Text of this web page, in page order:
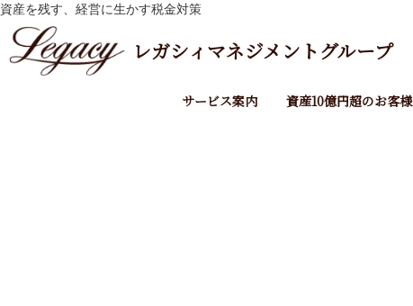
相続税の申告なら相続専門税理士法人レガシィ【公式】
レガシィマネジメントグループ
サービス案内 資産10億円超のお客様
月:2003年9月
資産を残す、経営に生かす税金対策